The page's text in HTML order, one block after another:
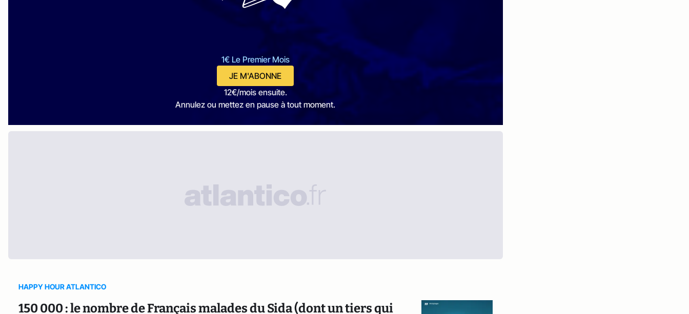
1€ Le Premier Mois
JE M'ABONNE
12€/mois ensuite.
Annulez ou mettez en pause à tout moment.
HAPPY HOUR ATLANTICO
150 000 : le nombre de Français malades du Sida (dont un tiers qui